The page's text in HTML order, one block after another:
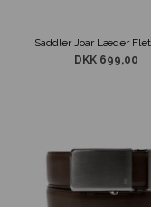
DKK 699,00